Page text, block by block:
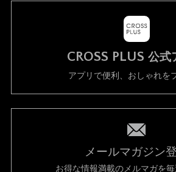
CROSS PLUS 公式
アプリで便利、おしゃれを
メールマガジン
お得な情報満載のメルマガを毎